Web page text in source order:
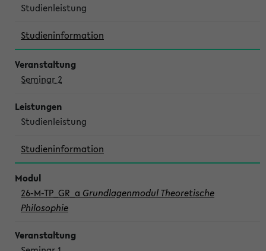
Studienleistung
Studieninformation
Seminar 2
Studienleistung
Studieninformation
26-M-TP_GR_a Grundlagenmodul Theoretische
Philosophie